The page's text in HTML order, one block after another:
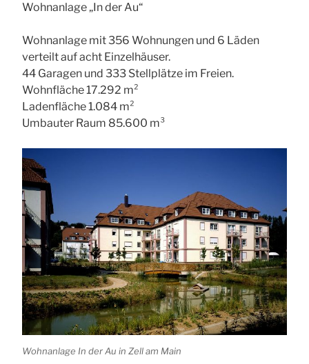
Wohnanlage „In der Au“
Wohnanlage mit 356 Wohnungen und 6 Läden
verteilt auf acht Einzelhäuser.
44 Garagen und 333 Stellplätze im Freien.
Wohnfläche 17.292 m²
Ladenfläche 1.084 m²
Umbauter Raum 85.600 m³
Wohnanlage In der Au in Zell am Main